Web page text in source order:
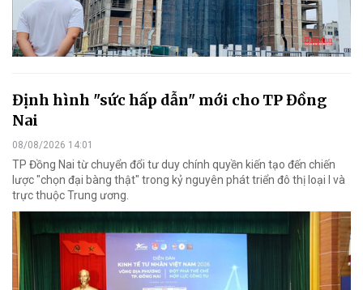
Định hình "sức hấp dẫn" mới cho TP Đồng
Nai
08/08/2026 14:01
TP Đồng Nai từ chuyển đổi tư duy chính quyền kiến tạo đến chiến
lược "chọn đại bàng thật" trong kỷ nguyên phát triển đô thị loại I và
trực thuộc Trung ương.